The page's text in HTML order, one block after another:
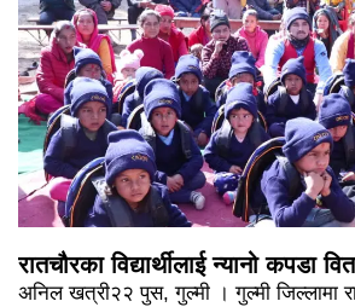
रातचौरका विद्यार्थीलाई न्यानो कपडा
अनिल खत्री२२ पुस, गुल्मी । गुल्मी जिल्लामा